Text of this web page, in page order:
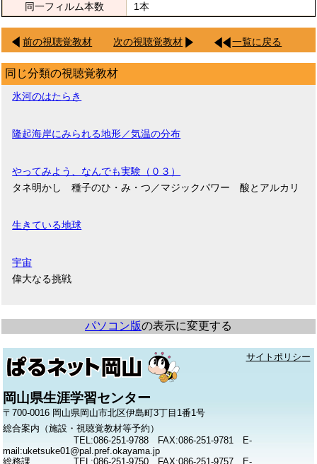
同一フィルム本数
1本
前の視聴覚教材 次の視聴覚教材 一覧に戻る
同じ分類の視聴覚教材
氷河のはたらき
隆起海岸にみられる地形／気温の分布
やってみよう、なんでも実験（０３）
タネ明かし 種子のひ・み・つ／マジックパワー 酸とアルカリ
生きている地球
宇宙
偉大なる挑戦
パソコン版の表示に変更する
サイトポリシー
岡山県生涯学習センター
〒700-0016 岡山県岡山市北区伊島町3丁目1番1号
総合案内（施設・視聴覚教材等予約）
TEL:086-251-9788 FAX:086-251-9781 E-
mail:uketsuke01@pal.pref.okayama.jp
総務課
TEL:086-251-9750 FAX:086-251-9757 E-